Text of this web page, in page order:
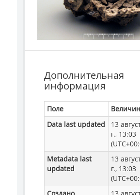
Дополнительная
информация
Поле
Data last updated
13
г., 13:03
Metadata last
updated
13
г., 13:03